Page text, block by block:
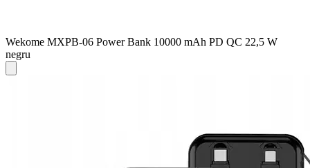
Wekome MXPB-06 Power Bank 10000 mAh PD QC 22,5 W
negru